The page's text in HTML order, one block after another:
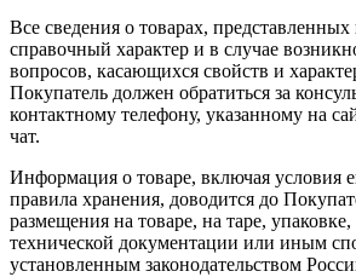
Все сведения о товарах, представленных
справочный характер и в случае
вопросов, касающихся свойств и
Покупатель должен обратиться за
контактному телефону, указанному на
чат.
Информация о товаре, включая условия
правила хранения, доводится до
размещения на товаре, на таре,
технической документации или иным
установленным законодательством